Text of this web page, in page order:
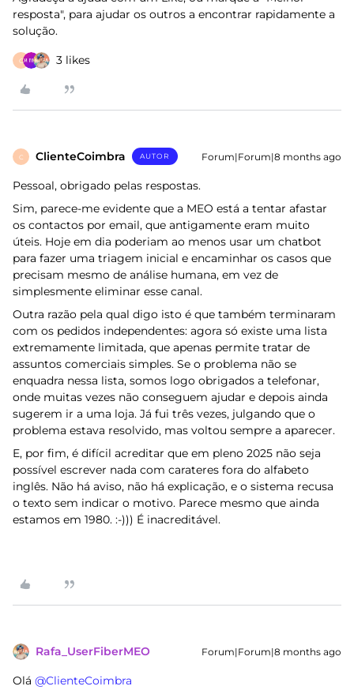
resposta", para ajudar os outros a encontrar rapidamente a
solução.
C 3 likes
C ClienteCoimbra AUTOR Forum|Forum|8 months ago
Pessoal, obrigado pelas respostas.
Sim, parece-me evidente que a MEO está a tentar afastar
os contactos por email, que antigamente eram muito
úteis. Hoje em dia poderiam ao menos usar um chatbot
para fazer uma triagem inicial e encaminhar os casos que
precisam mesmo de análise humana, em vez de
simplesmente eliminar esse canal.
Outra razão pela qual digo isto é que também terminaram
com os pedidos independentes: agora só existe uma lista
extremamente limitada, que apenas permite tratar de
assuntos comerciais simples. Se o problema não se
enquadra nessa lista, somos logo obrigados a telefonar,
onde muitas vezes não conseguem ajudar e depois ainda
sugerem ir a uma loja. Já fui três vezes, julgando que o
problema estava resolvido, mas voltou sempre a aparecer.
E, por fim, é difícil acreditar que em pleno 2025 não seja
possível escrever nada com carateres fora do alfabeto
inglês. Não há aviso, não há explicação, e o sistema recusa
o texto sem indicar o motivo. Parece mesmo que ainda
estamos em 1980. :-))) É inacreditável.
Rafa_UserFiberMEO Forum|Forum|8 months ago
Olá ​ @ClienteCoimbra